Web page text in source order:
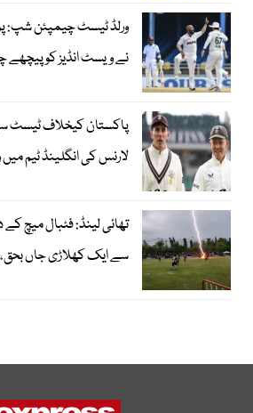
ورلڈ ٹیسٹ چیمپئن شپ:
نے ویسٹ انڈیز کو پیچھے
پاکستان کیخلاف ٹیسٹ
لارنس کی انگلینڈ ٹیم
تھائی لینڈ: فٹبال میچ
سے ایک کھلاڑی جاں بحق، 12 زخمی